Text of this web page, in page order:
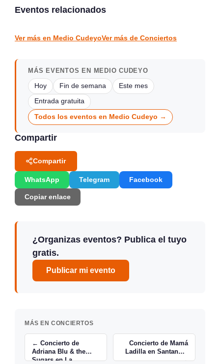
Eventos relacionados
Santander
Ver más en Medio CudeyoVer más de Conciertos
MÁS EVENTOS EN MEDIO CUDEYO
Hoy Fin de semana Este mes
Entrada gratuita
Todos los eventos en Medio Cudeyo →
Compartir
Compartir
WhatsApp Telegram Facebook
Copiar enlace
¿Organizas eventos? Publica el tuyo
gratis.
Publicar mi evento
MÁS EN CONCIERTOS
← Concierto de
Adriana Blu & the
Sugars en La
Concierto de Mamá
Ladilla en Santander
→